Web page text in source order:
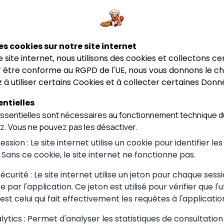
Salad'House Belley
Salad'House Belley
Belley
choisir à
cookies sur notre site internet
site internet, nous utilisons des cookies et collectons
conforme au RGPD de l'UE, nous vous donnons le
à utiliser certains Cookies et à collecter certaines
sont nécessaires au fonctionnement technique
Vous ne pouvez pas les désactiver.
: Le site internet utilise un cookie pour identifier les
ce cookie, le site internet ne fonctionne pas.
: Le site internet utilise un jeton pour chaque
par l'application. Ce jeton est utilisé pour vérifier que
celui qui fait effectivement les requêtes à
: Permet d'analyser les statistiques de